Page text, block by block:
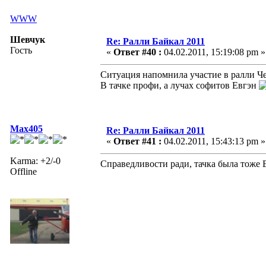
WWW
Шевчук
Гость
Re: Ралли Байкал 2011
« Ответ #40 : 04.02.2011, 15:19:08 pm »
Ситуация напомнила участие в ралли
В тачке профи, а лучах софитов Евгэн
Max405
Karma: +2/-0
Offline
Re: Ралли Байкал 2011
« Ответ #41 : 04.02.2011, 15:43:13 pm »
Справедливости ради, тачка была